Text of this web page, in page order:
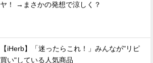
ヤ！ →まさかの発想で涼しく？
【iHerb】「迷ったらこれ！」みんなが"リピ
買い"している人気商品